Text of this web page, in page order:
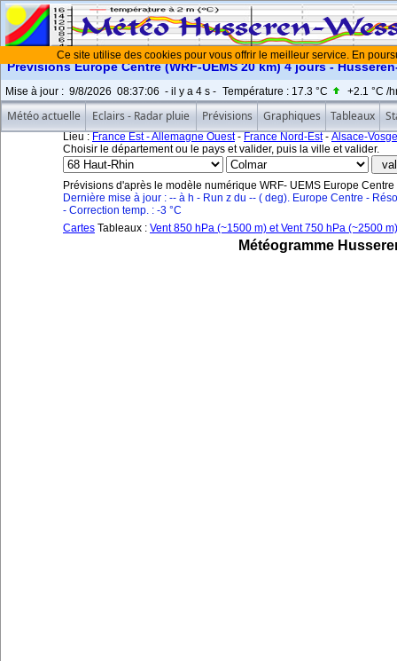
Prévisions Europe Centre (WRF-UEMS 20 km) 4 jours -
Mise à jour :9/8/2026 08:37:06 - il y a4 s - Température : 17.3 °C +2.1 °C /
Météo actuelle Eclairs - Radar pluie Prévisions Graphiques Tableaux
Lieu : France Est - Allemagne Ouest- France Nord-Est- Alsace-
Choisir le département ou le pays et valider, puis la ville et valider.
Prévisions d'après le modèle numérique WRF- UEMS Europe
Dernière mise à jour : -- à h - Run z du -- ( deg). Europe Centre -
- Correction temp. : -3 °C
Cartes Tableaux : Vent 850 hPa (~1500 m) et Vent 750 hPa (~2500 m)
Météogramme
Ce site utilise des cookies pour vous offrir le meilleur service. En